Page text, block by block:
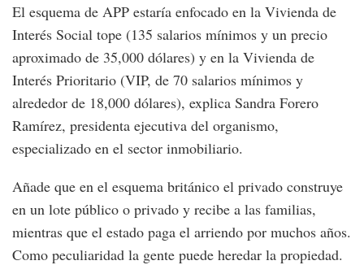
El esquema de APP estaría enfocado en la Vivienda de
Interés Social tope (135 salarios mínimos y un precio
aproximado de 35,000 dólares) y en la Vivienda de
Interés Prioritario (VIP, de 70 salarios mínimos y
alrededor de 18,000 dólares), explica Sandra Forero
Ramírez, presidenta ejecutiva del organismo,
especializado en el sector inmobiliario.
Añade que en el esquema británico el privado construye
en un lote público o privado y recibe a las familias,
mientras que el estado paga el arriendo por muchos años.
Como peculiaridad la gente puede heredar la propiedad.